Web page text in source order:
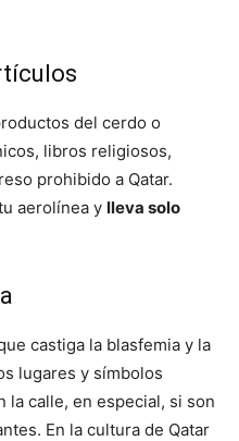
del cerdo o
libros religiosos,
prohibido a Qatar.
aerolínea y lleva solo
castiga la blasfemia y la
lugares y símbolos
la calle, en especial, si son
En la cultura de Qatar